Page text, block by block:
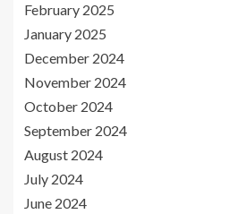
February 2025
January 2025
December 2024
November 2024
October 2024
September 2024
August 2024
July 2024
June 2024